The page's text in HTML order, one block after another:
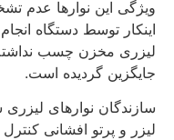
ویژگی این نوارها عدم
اینکار توسط دستگاه
لیزری مخزن چسب
جایگزین گردیده است.
سازندگان نوارهای
لیزر و پرتو افشانی